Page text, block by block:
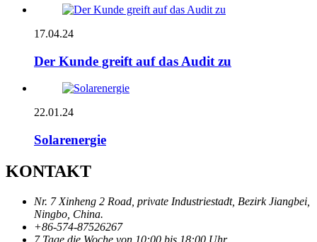
17.04.24
Der Kunde greift auf das Audit zu
22.01.24
Solarenergie
KONTAKT
Nr. 7 Xinheng 2 Road, private Industriestadt, Bezirk Jiangbei,
Ningbo, China.
+86-574-87526267
7 Tage die Woche von 10:00 bis 18:00 Uhr